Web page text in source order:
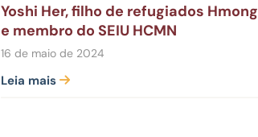
Yoshi Her, filho de refugiados Hmong
e membro do SEIU HCMN
16 de maio de 2024
Leia mais